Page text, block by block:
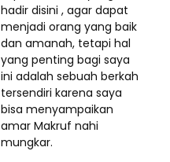
hadir disini , agar dapat
menjadi orang yang baik
dan amanah, tetapi hal
yang penting bagi saya
ini adalah sebuah berkah
tersendiri karena saya
bisa menyampaikan
amar Makruf nahi
mungkar.